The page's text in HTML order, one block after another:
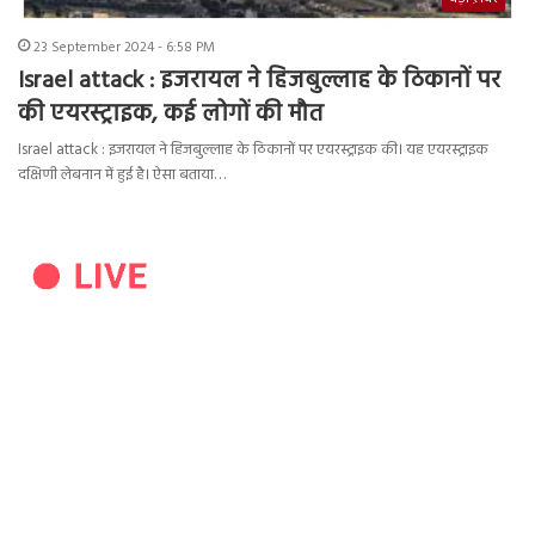
23 September 2024 - 6:58 PM
Israel attack : इजरायल ने हिजबुल्लाह के ठिकानों पर
की एयरस्ट्राइक, कई लोगों की मौत
Israel attack : इजरायल ने हिजबुल्लाह के ठिकानों पर एयरस्ट्राइक की। यह एयरस्ट्राइक
दक्षिणी लेबनान में हुई है। ऐसा बताया…